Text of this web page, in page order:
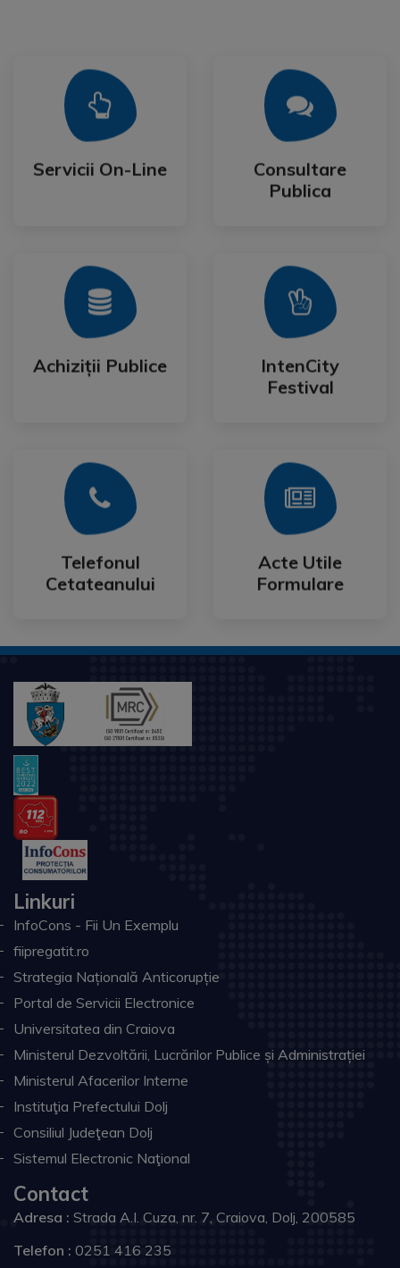
Servicii On-Line
Servicii On-Line
Mai Mult
Consultare
Publica
Consultare
Publica
Mai Mult
Achiziții Publice
Achiziții Publice
Mai Mult
IntenCity
Festival
IntenCity
Festival
Mai Mult
Telefonul
Cetateanului
Telefonul
Cetateanului
Mai Mult
Acte Utile
Formulare
Acte Utile
Formulare
Mai Mult
Linkuri
InfoCons - Fii Un Exemplu
fiipregatit.ro
Strategia Națională Anticorupție
Portal de Servicii Electronice
Universitatea din Craiova
Ministerul Dezvoltării, Lucrărilor Publice și Administrației
Ministerul Afacerilor Interne
Instituţia Prefectului Dolj
Consiliul Judeţean Dolj
Sistemul Electronic Naţional
Contact
Adresa : Strada A.I. Cuza, nr. 7, Craiova, Dolj, 200585
Telefon : 0251 416 235